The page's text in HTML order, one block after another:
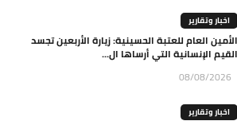
اخبار وتقارير
الأمين العام للعتبة الحسينية: زيارة الأربعين تجسد
القيم الإنسانية التي أرساها ال...
08/08/2026
اخبار وتقارير